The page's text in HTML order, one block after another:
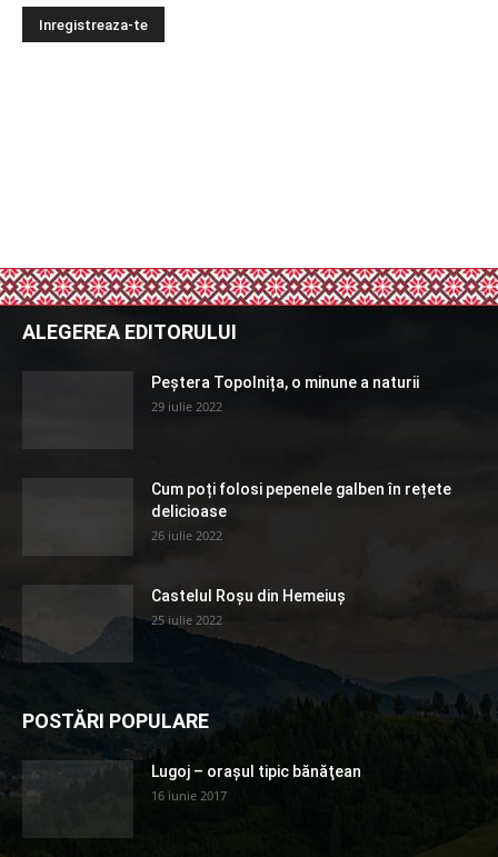
ALEGEREA EDITORULUI
Peștera Topolnița, o minune a naturii
29 iulie 2022
Cum poți folosi pepenele galben în rețete
delicioase
26 iulie 2022
Castelul Roșu din Hemeiuș
25 iulie 2022
POSTĂRI POPULARE
Lugoj – orașul tipic bănăţean
16 iunie 2017